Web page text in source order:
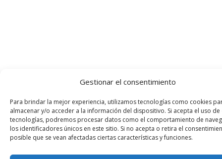
Gestionar el consentimiento
Para brindar la mejor experiencia, utilizamos tecnologías como cookies
almacenar y/o acceder a la información del dispositivo. Si acepta el uso de
tecnologías, podremos procesar datos como el comportamiento de
los identificadores únicos en este sitio. Si no acepta o retira el
posible que se vean afectadas ciertas características y funciones.